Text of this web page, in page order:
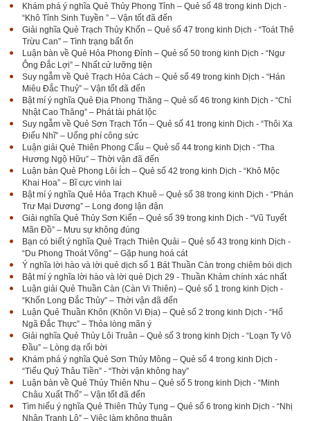
Khám phá ý nghĩa Quẻ Thủy Phong Tỉnh – Quẻ số 48 trong kinh Dịch -
“Khô Tỉnh Sinh Tuyền ” – Vận tốt đã đến
Giải nghĩa Quẻ Trạch Thủy Khốn – Quẻ số 47 trong kinh Dịch - “Toát Thê
Trừu Can” – Tình trạng bất ổn
Luận bàn về Quẻ Hỏa Phong Đỉnh – Quẻ số 50 trong kinh Dịch - “Ngư
Ông Đắc Lợi” – Nhất cử lưỡng tiện
Suy ngẫm về Quẻ Trạch Hỏa Cách – Quẻ số 49 trong kinh Dịch - “Hán
Miêu Đắc Thuỷ” – Vận tốt đã đến
Bật mí ý nghĩa Quẻ Địa Phong Thăng – Quẻ số 46 trong kinh Dịch - “Chỉ
Nhật Cao Thăng” – Phát tài phát lộc
Suy ngẫm về Quẻ Sơn Trạch Tổn – Quẻ số 41 trong kinh Dịch - “Thôi Xa
Điếu Nhĩ” – Uổng phí công sức
Luận giải Quẻ Thiên Phong Cấu – Quẻ số 44 trong kinh Dịch - “Tha
Hương Ngộ Hữu” – Thời vận đã đến
Luận bàn Quẻ Phong Lôi Ích – Quẻ số 42 trong kinh Dịch - “Khô Mộc
Khai Hoa” – Bĩ cực vinh lai
Bật mí ý nghĩa Quẻ Hỏa Trạch Khuê – Quẻ số 38 trong kinh Dịch - “Phán
Trư Mại Dương” – Long đong lận đận
Giải nghĩa Quẻ Thủy Sơn Kiển – Quẻ số 39 trong kinh Dịch - “Vũ Tuyết
Mãn Đồ” – Mưu sự không đúng
Bạn có biết ý nghĩa Quẻ Trạch Thiên Quải – Quẻ số 43 trong kinh Dịch -
“Du Phong Thoát Võng” – Gặp hung hoá cát
Ý nghĩa lời hào và lời quẻ dịch số 1 Bát Thuần Càn trong chiêm bói dịch
Bật mí ý nghĩa lời hào và lời quẻ Dịch 29 - Thuần Khảm chính xác nhất
Luận giải Quẻ Thuần Càn (Càn Vi Thiên) – Quẻ số 1 trong kinh Dịch -
“Khốn Long Đắc Thủy” – Thời vận đã đến
Luận Quẻ Thuần Khôn (Khôn Vi Địa) – Quẻ số 2 trong kinh Dịch - “Hổ
Ngã Đắc Thực” – Thỏa lòng mãn ý
Giải nghĩa Quẻ Thủy Lôi Truân – Quẻ số 3 trong kinh Dịch - “Loạn Ty Vô
Đầu” – Lòng dạ rối bời
Khám phá ý nghĩa Quẻ Sơn Thủy Mông – Quẻ số 4 trong kinh Dịch -
“Tiểu Quỷ Thâu Tiền” - “Thời vận không hay”
Luận bàn về Quẻ Thủy Thiên Nhu – Quẻ số 5 trong kinh Dịch - “Minh
Châu Xuất Thổ” – Vận tốt đã đến
Tìm hiểu ý nghĩa Quẻ Thiên Thủy Tụng – Quẻ số 6 trong kinh Dịch - “Nhị
Nhân Tranh Lộ” – Việc làm không thuận